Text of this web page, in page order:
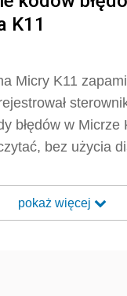
K11
Micry K11
błędów w Micrze
bez użycia
pokaż więcej